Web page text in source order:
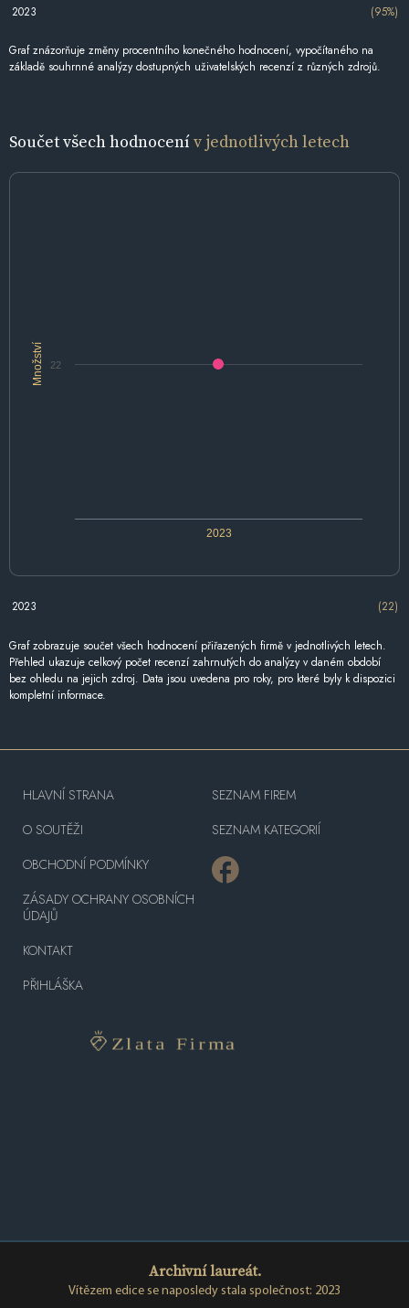
2023 (95%)
Graf znázorňuje změny procentního konečného hodnocení, vypočítaného na
základě souhrnné analýzy dostupných uživatelských recenzí z různých zdrojů.
Součet všech hodnocenív jednotlivých letech
Množství
2023
22
2023 (22)
Graf zobrazuje součet všech hodnocení přiřazených firmě v jednotlivých letech.
Přehled ukazuje celkový počet recenzí zahrnutých do analýzy v daném období
bez ohledu na jejich zdroj. Data jsou uvedena pro roky, pro které byly k dispozici
kompletní informace.
Archivní laureát.
Vítězem edice se naposledy stala společnost: 2023
HLAVNÍ STRANA
O SOUTĚŽI
OBCHODNÍ PODMÍNKY
ZÁSADY OCHRANY OSOBNÍCH
ÚDAJŮ
KONTAKT
PŘIHLÁŠKA
SEZNAM FIREM
SEZNAM KATEGORIÍ